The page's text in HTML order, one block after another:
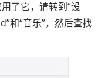
了它，请转到“设
和“音乐”，然后查找